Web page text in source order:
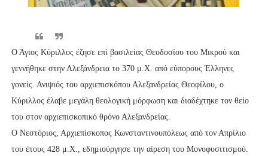
Ο Άγιος Κύριλλος έζησε επί βασιλείας Θεοδοσίου του Μικρού και
γεννήθηκε στην Αλεξάνδρεια το 370 μ.Χ. από εύπορους Έλληνες
γονείς. Ανιψιός του αρχιεπισκόπου Αλεξανδρείας Θεοφίλου, ο
Κύριλλος έλαβε μεγάλη θεολογική μόρφωση και διαδέχτηκε τον θείο
του στον αρχιεπισκοπικό θρόνο Αλεξανδρείας.
Ο Νεστόριος, Αρχιεπίσκοπος Κωνσταντινουπόλεως από τον Απρίλιο
του έτους 428 μ.Χ., εδημιούργησε την αίρεση του Μονοφυσιτισμού.